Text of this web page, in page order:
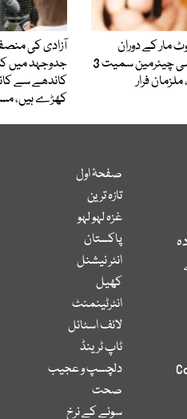
مار کے دوران
فائرنگ، یوسی چیئرمین سمیت 3
فرار
آزادی کی
جدوجہد میں
کاندھے سے
کھڑے ہیں،
صفحۂ اول
تازہ ترین
غزہ لہو لہو
پاکستان
انٹر نیشنل
کھیل
انٹرٹینمنٹ
لائف اسٹائل
ٹاپ ٹرینڈ
دلچسپ و عجیب
صحت
سونے کے نرخ